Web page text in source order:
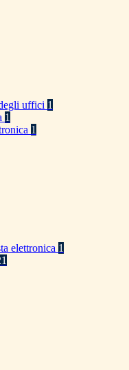
uffici 1
1
1
elettronica 1